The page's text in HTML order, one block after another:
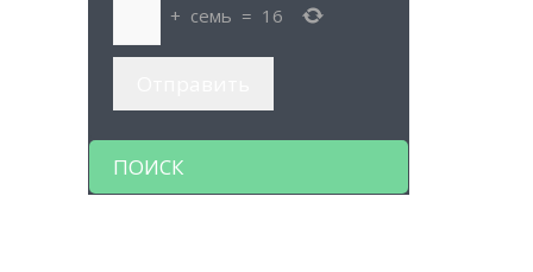
+ семь = 16
ПОИСК